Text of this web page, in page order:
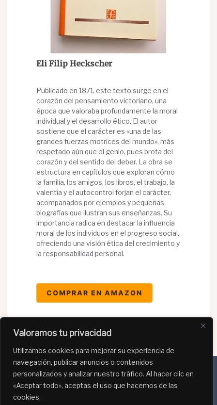
Valoramos tu privacidad
Utilizamos cookies para mejorar su experiencia de
navegación, publicar anuncios o contenidos
personalizados y analizar nuestro tráfico. Al hacer clic en
«Aceptar todo», aceptas el uso que hacemos de las
cookies.
Eli Filip Heckscher
Publicado en 1871, este texto surge en el
corazón del pensamiento victoriano, una
época que valoraba profundamente la moral
individual y el desarrollo ético. El autor
sostiene que el carácter es «una de las
grandes fuerzas motrices del mundo», más
respetado aún que el genio, pues brota del
corazón y del sentido del deber. La obra se
estructura en capítulos que exploran cómo
la familia, los amigos, los libros, el trabajo, la
valentía y el autocontrol forjan el carácter,
acompañados por ejemplos y pequeñas
biografías que ilustran sus enseñanzas. Su
importancia radica en destacar la influencia
moral de los individuos en el progreso social,
ofreciendo una visión ética del crecimiento y
la responsabilidad personal.
COMPRAR EN AMAZON
Política de Privacidad